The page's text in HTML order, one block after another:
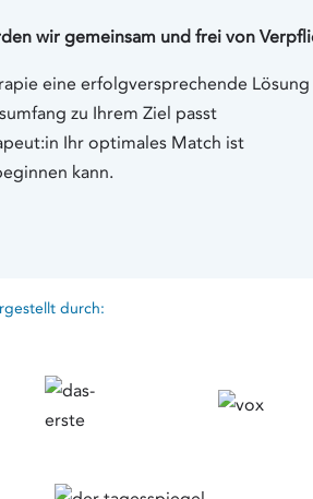
wir gemeinsam und frei von
eine erfolgversprechende
zu Ihrem Ziel passt
Ihr optimales Match ist
kann.
durch: